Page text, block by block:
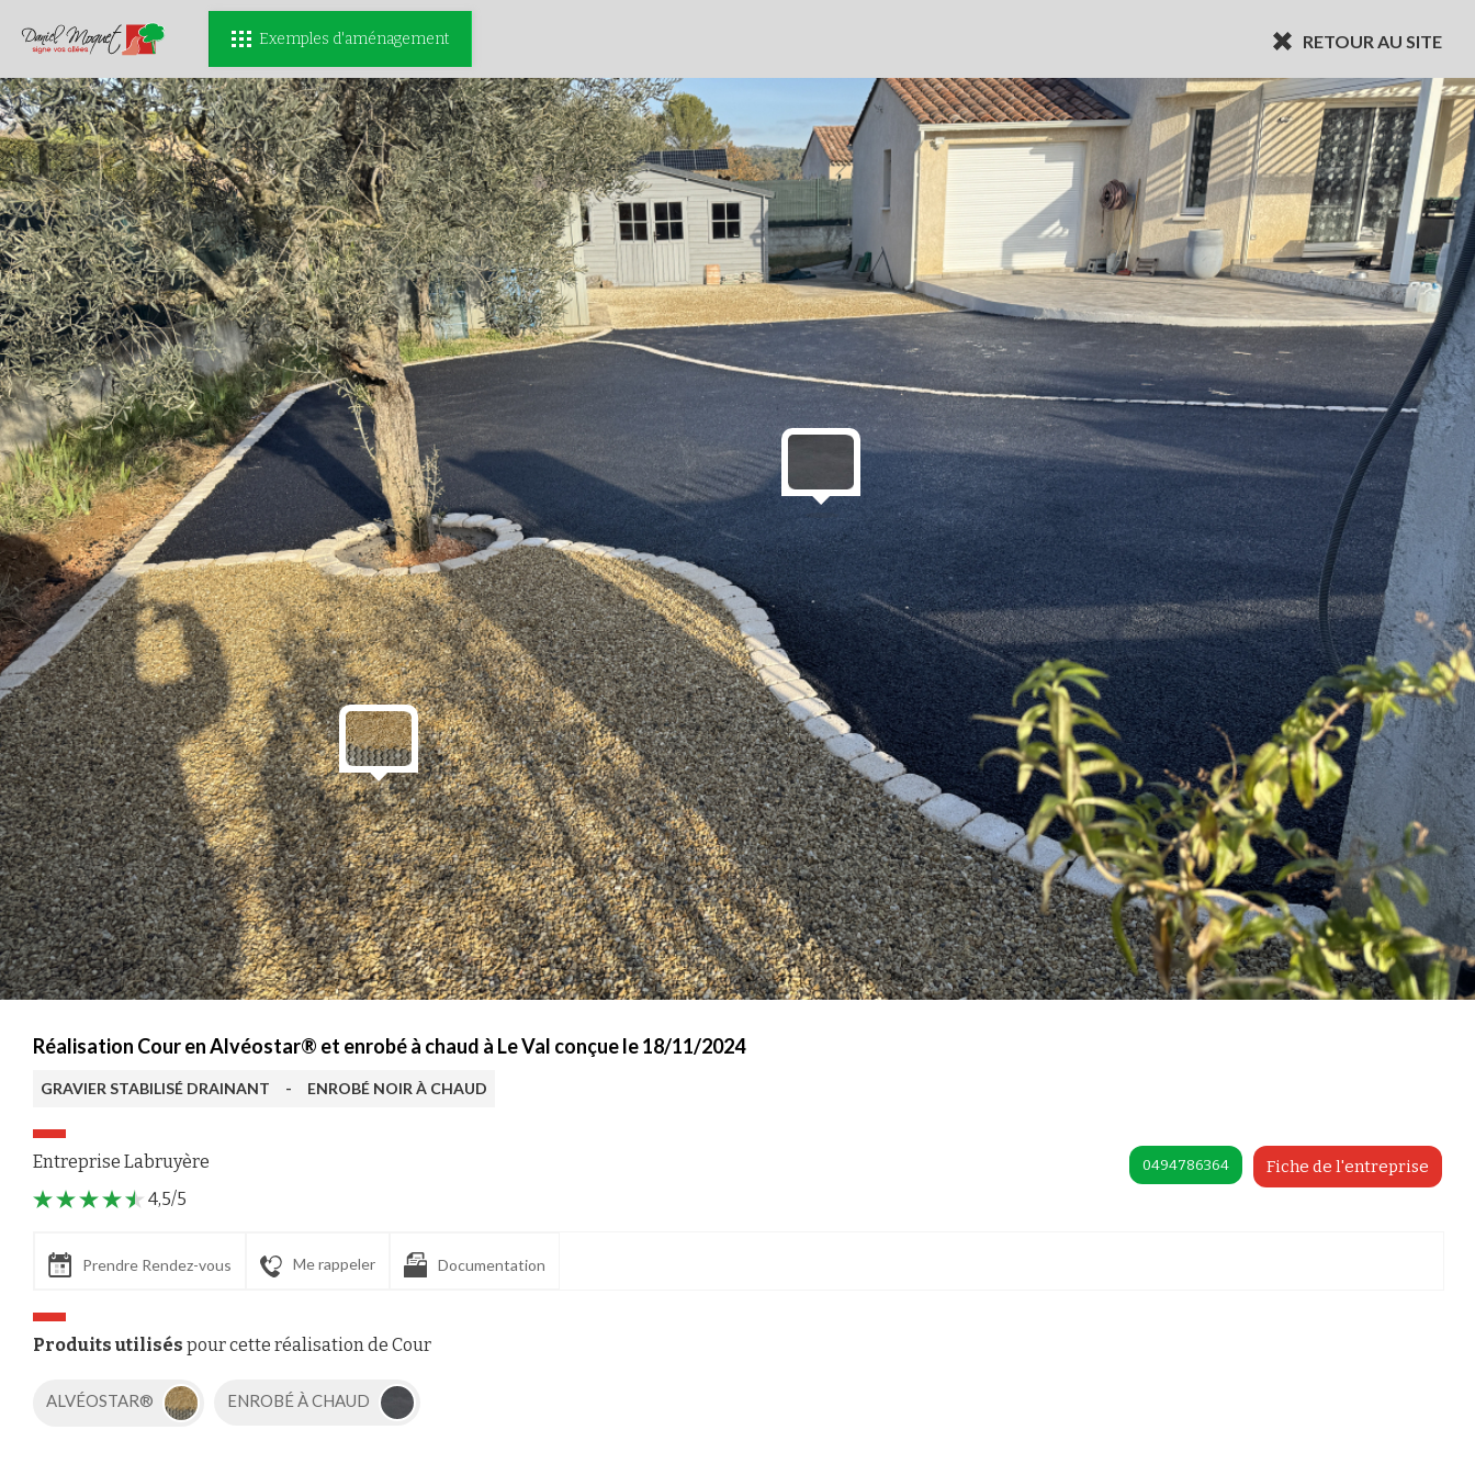
RETOUR AU SITE
Exemples d'aménagement
Réalisation Cour en Alvéostar® et enrobé à chaud à Le Val conçue le 18/11/2024
GRAVIER STABILISÉ DRAINANT - ENROBÉ NOIR À CHAUD
Entreprise Labruyère Fiche de l'entreprise
0494786364
4,5/5
Prendre Rendez-vous Me rappeler Documentation
Produits utilisés pour cette réalisation de Cour
ALVÉOSTAR® ENROBÉ À CHAUD